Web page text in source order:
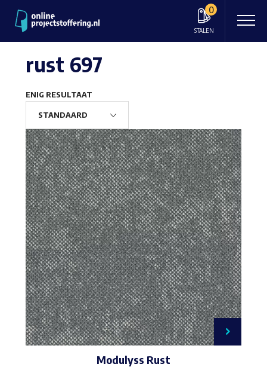
0
STALEN
rust 697
ENIG RESULTAAT
Modulyss Rust